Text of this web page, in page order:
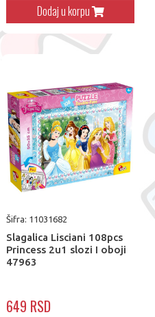
Dodaj u korpu
Šifra: 11031682
Slagalica Lisciani 108pcs
Princess 2u1 slozi I oboji
47963
649 RSD